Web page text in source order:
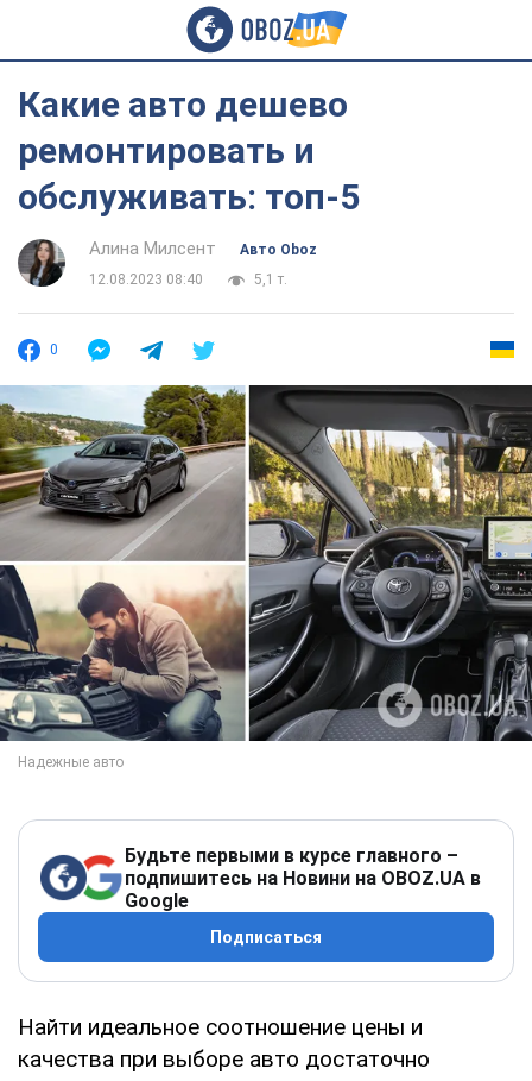
Какие авто дешево
ремонтировать и
обслуживать: топ-5
Алина Милсент
Авто Oboz
12.08.2023 08:40
5,1 т.
0
Будьте первыми в курсе главного –
подпишитесь на Новини на OBOZ.UA в
Google
Подписаться
Найти идеальное соотношение цены и
качества при выборе авто достаточно